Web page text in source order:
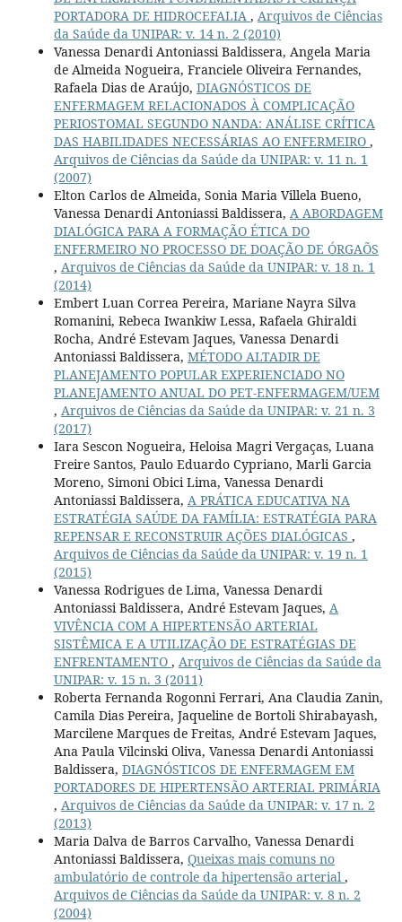
PORTADORA DE HIDROCEFALIA , Arquivos de Ciências
da Saúde da UNIPAR: v. 14 n. 2 (2010)
Vanessa Denardi Antoniassi Baldissera, Angela Maria
de Almeida Nogueira, Franciele Oliveira Fernandes,
Rafaela Dias de Araújo, DIAGNÓSTICOS DE
ENFERMAGEM RELACIONADOS À COMPLICAÇÃO
PERIOSTOMAL SEGUNDO NANDA: ANÁLISE CRÍTICA
DAS HABILIDADES NECESSÁRIAS AO ENFERMEIRO ,
Arquivos de Ciências da Saúde da UNIPAR: v. 11 n. 1
(2007)
Elton Carlos de Almeida, Sonia Maria Villela Bueno,
Vanessa Denardi Antoniassi Baldissera, A ABORDAGEM
DIALÓGICA PARA A FORMAÇÃO ÉTICA DO
ENFERMEIRO NO PROCESSO DE DOAÇÃO DE ÓRGAÕS
, Arquivos de Ciências da Saúde da UNIPAR: v. 18 n. 1
(2014)
Embert Luan Correa Pereira, Mariane Nayra Silva
Romanini, Rebeca Iwankiw Lessa, Rafaela Ghiraldi
Rocha, André Estevam Jaques, Vanessa Denardi
Antoniassi Baldissera, MÉTODO ALTADIR DE
PLANEJAMENTO POPULAR EXPERIENCIADO NO
PLANEJAMENTO ANUAL DO PET-ENFERMAGEM/UEM
, Arquivos de Ciências da Saúde da UNIPAR: v. 21 n. 3
(2017)
Iara Sescon Nogueira, Heloisa Magri Vergaças, Luana
Freire Santos, Paulo Eduardo Cypriano, Marli Garcia
Moreno, Simoni Obici Lima, Vanessa Denardi
Antoniassi Baldissera, A PRÁTICA EDUCATIVA NA
ESTRATÉGIA SAÚDE DA FAMÍLIA: ESTRATÉGIA PARA
REPENSAR E RECONSTRUIR AÇÕES DIALÓGICAS ,
Arquivos de Ciências da Saúde da UNIPAR: v. 19 n. 1
(2015)
Vanessa Rodrigues de Lima, Vanessa Denardi
Antoniassi Baldissera, André Estevam Jaques, A
VIVÊNCIA COM A HIPERTENSÃO ARTERIAL
SISTÊMICA E A UTILIZAÇÃO DE ESTRATÉGIAS DE
ENFRENTAMENTO , Arquivos de Ciências da Saúde da
UNIPAR: v. 15 n. 3 (2011)
Roberta Fernanda Rogonni Ferrari, Ana Claudia Zanin,
Camila Dias Pereira, Jaqueline de Bortoli Shirabayash,
Marcilene Marques de Freitas, André Estevam Jaques,
Ana Paula Vilcinski Oliva, Vanessa Denardi Antoniassi
Baldissera, DIAGNÓSTICOS DE ENFERMAGEM EM
PORTADORES DE HIPERTENSÃO ARTERIAL PRIMÁRIA
, Arquivos de Ciências da Saúde da UNIPAR: v. 17 n. 2
(2013)
Maria Dalva de Barros Carvalho, Vanessa Denardi
Antoniassi Baldissera, Queixas mais comuns no
ambulatório de controle da hipertensão arterial ,
Arquivos de Ciências da Saúde da UNIPAR: v. 8 n. 2
(2004)